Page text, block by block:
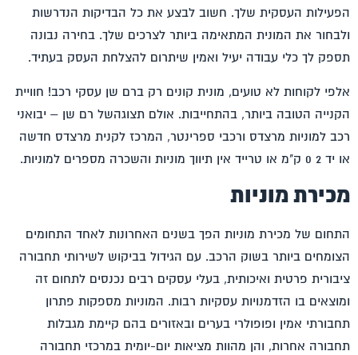
הפעילות העסקית שלך. חשוב לבצע את כל הבדיקות הנדרשות
ולבחור את המונית המתאימה ביותר לצרכים שלך. בחירה נבונה
תספק לך כלי עבודה יעיל ואמין שיתרום להצלחת העסק בעתיד.
אלפי לקוחות לא טועים, מונית קונים רק ברם שן עסקי רכב! חוויית
הקנייה הטובה ביותר, בהתחייבות. אולם תצוגהשל רם שן – יבואני
רכב למוניות מרצדס ורכבי ספרינטר, המרכז לקנית מרצדס חדשה
או יד 2 0 ק"מ או טרייד אין תיווך מוניות והשכרה מספרים למוניות.
מכירת מוניות
התחום של מכירת מוניות הפך בשנים האחרונות לאחד התחומים
הצומחים ביותר בשוק הרכב. עם הגידול בביקוש לשירותי תחבורה
ציבורית פרטית ואיכותית, בעלי עסקים רבים נכנסים לתחום זה
ומוצאים בו הזדמנויות עסקיות רבות. המוניות מספקות פתרון
תחבורתי אמין ופופולרי בערים ובאזורים בהם קיימת מגבלות
תחבורה אחרות, והן מהוות מציאות יום-יומית במרכזי תחבורה